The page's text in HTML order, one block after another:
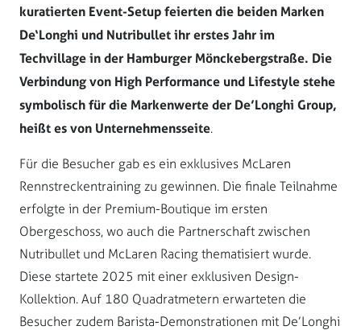
kuratierten Event-Setup feierten die beiden Marken
De‘Longhi und Nutribullet ihr erstes Jahr im
Techvillage in der Hamburger Mönckebergstraße. Die
Verbindung von High Performance und Lifestyle stehe
symbolisch für die Markenwerte der De’Longhi Group,
heißt es von Unternehmensseite.
Für die Besucher gab es ein exklusives McLaren
Rennstreckentraining zu gewinnen. Die finale Teilnahme
erfolgte in der Premium-Boutique im ersten
Obergeschoss, wo auch die Partnerschaft zwischen
Nutribullet und McLaren Racing thematisiert wurde.
Diese startete 2025 mit einer exklusiven Design-
Kollektion. Auf 180 Quadratmetern erwarteten die
Besucher zudem Barista-Demonstrationen mit De’Longhi